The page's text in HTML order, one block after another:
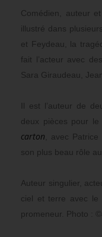
Comédien, auteur
illustré dans
et Feydeau, la
fait l’acteur avec
Sara Giraudeau,
Il est l’auteur de
deux pièces pour le
carton , avec
son plus beau rôle
Auteur singulier,
ciel et terre avec le
promeneur. Photo :